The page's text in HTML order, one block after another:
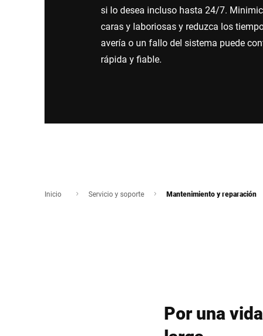
si lo desea incluso hasta 24/7.
caras y laboriosas y reduzca los
avería o un fallo del sistema puede
rápida y fiable.
Inicio Servicio y soporte Mantenimiento y reparación
Por una